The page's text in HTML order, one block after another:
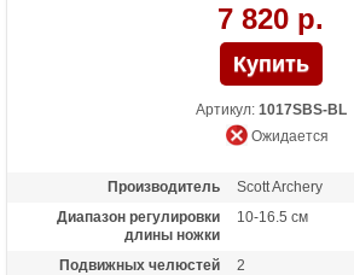
7 820 р.
Артикул: 1017SBS-BL
Ожидается
Производитель
Scott Archery
Диапазон регулировки
длины ножки
10-16.5 см
Подвижных челюстей
2